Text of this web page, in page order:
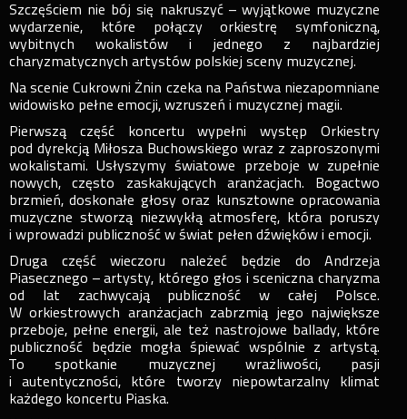
Szczęściem nie bój się nakruszyć – wyjątkowe muzyczne
wydarzenie, które połączy orkiestrę symfoniczną,
wybitnych wokalistów i jednego z najbardziej
charyzmatycznych artystów polskiej sceny muzycznej.
Na scenie Cukrowni Żnin czeka na Państwa niezapomniane
widowisko pełne emocji, wzruszeń i muzycznej magii.
Pierwszą część koncertu wypełni występ Orkiestry
pod dyrekcją Miłosza Buchowskiego wraz z zaproszonymi
wokalistami. Usłyszymy światowe przeboje w zupełnie
nowych, często zaskakujących aranżacjach. Bogactwo
brzmień, doskonałe głosy oraz kunsztowne opracowania
muzyczne stworzą niezwykłą atmosferę, która poruszy
i wprowadzi publiczność w świat pełen dźwięków i emocji.
Druga część wieczoru należeć będzie do Andrzeja
Piasecznego – artysty, którego głos i sceniczna charyzma
od lat zachwycają publiczność w całej Polsce.
W orkiestrowych aranżacjach zabrzmią jego największe
przeboje, pełne energii, ale też nastrojowe ballady, które
publiczność będzie mogła śpiewać wspólnie z artystą.
To spotkanie muzycznej wrażliwości, pasji
i autentyczności, które tworzy niepowtarzalny klimat
każdego koncertu Piaska.